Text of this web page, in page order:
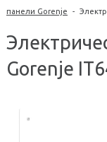
панели Gorenje -
Gorenje